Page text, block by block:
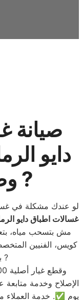
دايو
وضمان معتمد ?️
لو عندك مشكلة في
غسالات اطباق دايو
مش بتسحب مياه،
كويس، الفنيين
باستخدام أدوات حديثة ?
الإصلاح وخدمة